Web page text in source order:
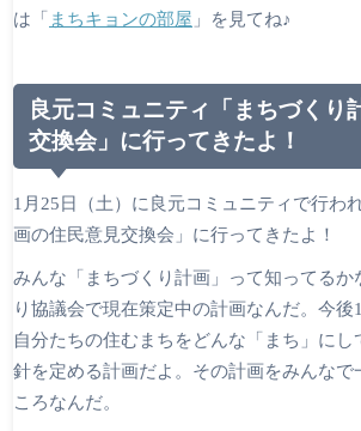
は「 まちキョンの部屋 」を見てね♪
良元コミュニティ「まちづくり
交換会」に行ってきたよ！
1月25日（土）に良元コミュニティで行わ
画の住民意見交換会」に行ってきたよ！
みんな「まちづくり計画」って知ってるか
り協議会で現在策定中の計画なんだ。今後
自分たちの住むまちをどんな「まち」に
針を定める計画だよ。その計画をみんなで
ころなんだ。